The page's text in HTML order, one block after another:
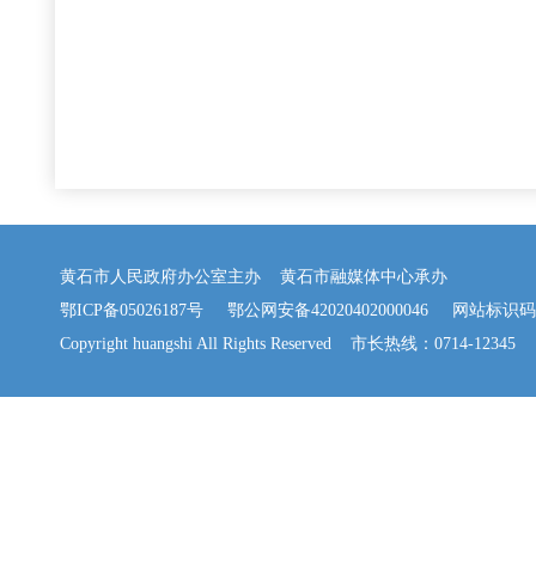
黄石市人民政府办公室主办 黄石市融媒体中心承办
鄂ICP备05026187号
鄂公网安备42020402000046 网站标识码
Copyright huangshi All Rights Reserved 市长热线：0714-12345